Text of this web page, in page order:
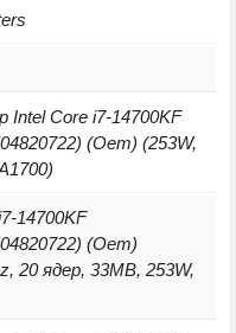
Intel Core i7-14700KF
(Oem) (253W,
14700KF
(Oem)
20 ядер, 33MB, 253W,